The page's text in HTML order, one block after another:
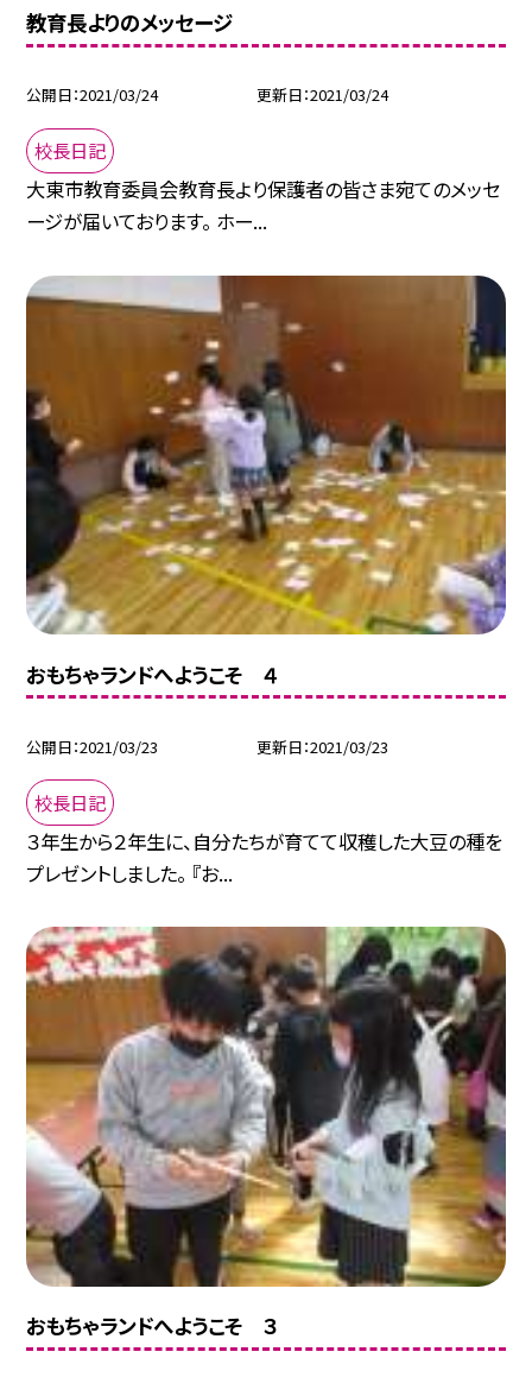
教育長よりのメッセージ
公開日 2021/03/24 更新日 2021/03/24
校長日記
大東市教育委員会教育長より保護者の皆さま宛てのメッセ
ージが届いております。 ホー...
おもちゃランドへようこそ ４
公開日 2021/03/23 更新日 2021/03/23
校長日記
３年生から２年生に、自分たちが育てて収穫した大豆の種を
プレゼントしました。 『お...
おもちゃランドへようこそ ３